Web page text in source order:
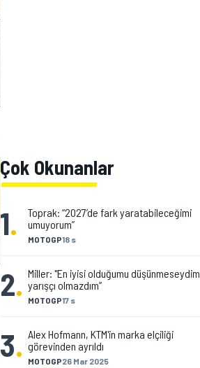
Çok Okunanlar
1. MOTOGP18 s
Toprak: “2027’de fark yaratabileceğimi
umuyorum”
2. MOTOGP17 s
Miller: "En iyisi olduğumu düşünmeseydim
yarışçı olmazdım”
3. MOTOGP26 Mar 2025
Alex Hofmann, KTM'in marka elçiliği
görevinden ayrıldı